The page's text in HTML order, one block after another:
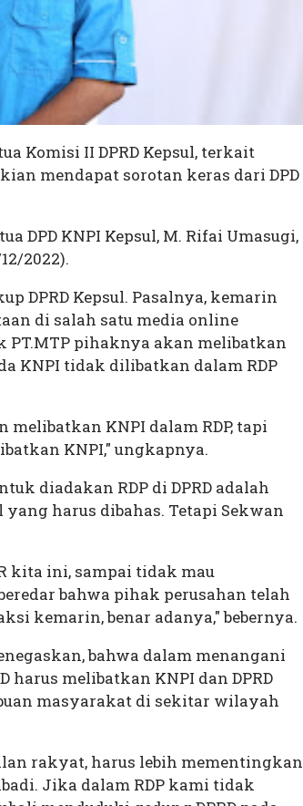
Komisi II DPRD Kepsul, terkait
mendapat sorotan keras dari DPD
DPD KNPI Kepsul, M. Rifai Umasugi,
2022).
DPRD Kepsul. Pasalnya, kemarin
di salah satu media online
PT.MTP pihaknya akan melibatkan
KNPI tidak dilibatkan dalam RDP
KNPI dalam RDP, tapi
KNPI," ungkapnya.
diadakan RDP di DPRD adalah
harus dibahas. Tetapi Sekwan
kita ini, sampai tidak mau
bahwa pihak perusahan telah
kemarin, benar adanya," bebernya.
bahwa dalam menangani
harus melibatkan KNPI dan DPRD
masyarakat di sekitar wilayah
rakyat, harus lebih mementingkan
Jika dalam RDP kami tidak